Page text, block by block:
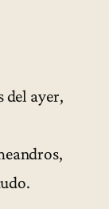
del ayer,